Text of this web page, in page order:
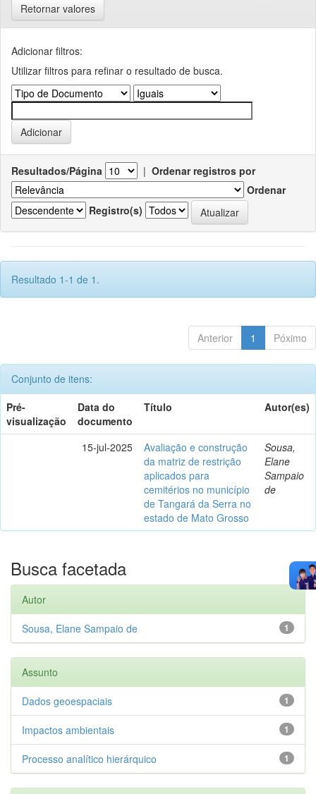
Retornar valores
Adicionar filtros:
Utilizar filtros para refinar o resultado de busca.
Resultados/Página | Ordenar registros por
Ordenar
Registro(s)
Resultado 1-1 de 1.
Anterior 1 Póximo
Conjunto de itens:
Pré-
visualização
Data do
documento
Título Autor(es)
15-jul-2025
Avaliação e construção
da matriz de restrição
aplicados para
cemitérios no município
de Tangará da Serra no
estado de Mato Grosso
Sousa,
Elane
Sampaio
de
Busca facetada
Autor
1
Sousa, Elane Sampaio de
Assunto
1
Dados geoespaciais
1
Impactos ambientais
1
Processo analítico hierárquico